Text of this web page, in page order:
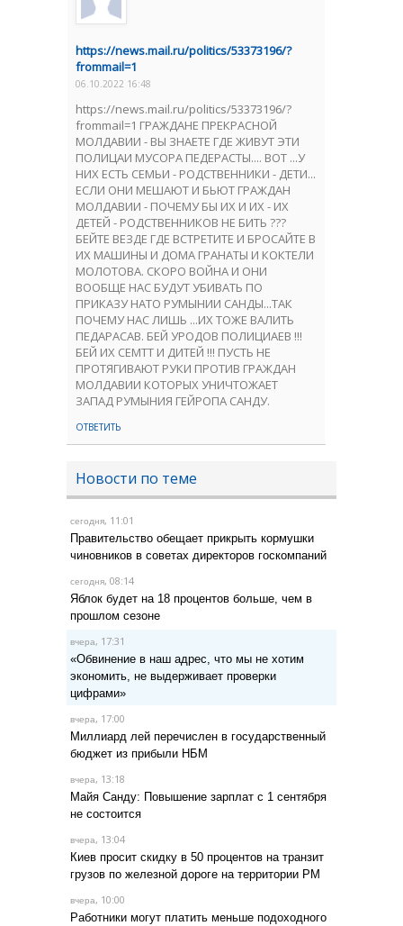
https://news.mail.ru/politics/53373196/?
frommail=1
06.10.2022 16:48
https://news.mail.ru/politics/53373196/?
frommail=1 ГРАЖДАНЕ ПРЕКРАСНОЙ
МОЛДАВИИ - ВЫ ЗНАЕТЕ ГДЕ ЖИВУТ ЭТИ
ПОЛИЦАИ МУСОРА ПЕДЕРАСТЫ.... ВОТ ...У
НИХ ЕСТЬ СЕМЬИ - РОДСТВЕННИКИ - ДЕТИ...
ЕСЛИ ОНИ МЕШАЮТ И БЬЮТ ГРАЖДАН
МОЛДАВИИ - ПОЧЕМУ БЫ ИХ И ИХ - ИХ
ДЕТЕЙ - РОДСТВЕННИКОВ НЕ БИТЬ ???
БЕЙТЕ ВЕЗДЕ ГДЕ ВСТРЕТИТЕ И БРОСАЙТЕ В
ИХ МАШИНЫ И ДОМА ГРАНАТЫ И КОКТЕЛИ
МОЛОТОВА. СКОРО ВОЙНА И ОНИ
ВООБЩЕ НАС БУДУТ УБИВАТЬ ПО
ПРИКАЗУ НАТО РУМЫНИИ САНДЫ...ТАК
ПОЧЕМУ НАС ЛИШЬ ...ИХ ТОЖЕ ВАЛИТЬ
ПЕДАРАСАВ. БЕЙ УРОДОВ ПОЛИЦИАЕВ !!!
БЕЙ ИХ СЕМТТ И ДИТЕЙ !!! ПУСТЬ НЕ
ПРОТЯГИВАЮТ РУКИ ПРОТИВ ГРАЖДАН
МОЛДАВИИ КОТОРЫХ УНИЧТОЖАЕТ
ЗАПАД РУМЫНИЯ ГЕЙРОПА САНДУ.
ОТВЕТИТЬ
Новости по теме
сегодня, 11:01
Правительство обещает прикрыть кормушки
чиновников в советах директоров госкомпаний
сегодня, 08:14
Яблок будет на 18 процентов больше, чем в
прошлом сезоне
вчера, 17:31
«Обвинение в наш адрес, что мы не хотим
экономить, не выдерживает проверки
цифрами»
вчера, 17:00
Миллиард лей перечислен в государственный
бюджет из прибыли НБМ
вчера, 13:18
Майя Санду: Повышение зарплат с 1 сентября
не состоится
вчера, 13:04
Киев просит скидку в 50 процентов на транзит
грузов по железной дороге на территории РМ
вчера, 10:00
Работники могут платить меньше подоходного